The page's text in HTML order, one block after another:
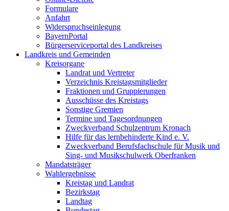
Formulare
Anfahrt
Widerspruchseinlegung
BayernPortal
Bürgerserviceportal des Landkreises
Landkreis und Gemeinden
Kreisorgane
Landrat und Vertreter
Verzeichnis Kreistagsmitglieder
Fraktionen und Gruppierungen
Ausschüsse des Kreistags
Sonstige Gremien
Termine und Tagesordnungen
Zweckverband Schulzentrum Kronach
Hilfe für das lernbehinderte Kind e. V.
Zweckverband Berufsfachschule für Musik und
Sing- und Musikschulwerk Oberfranken
Mandatsträger
Wahlergebnisse
Kreistag und Landrat
Bezirkstag
Landtag